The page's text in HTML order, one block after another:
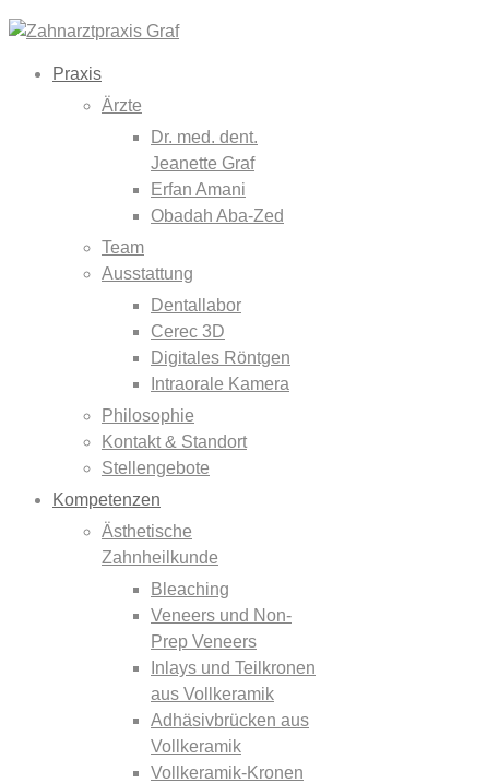
Praxis
Ärzte
Dr. med. dent.
Jeanette Graf
Erfan Amani
Obadah Aba-Zed
Team
Ausstattung
Dentallabor
Cerec 3D
Digitales Röntgen
Intraorale Kamera
Philosophie
Kontakt & Standort
Stellengebote
Kompetenzen
Ästhetische
Zahnheilkunde
Bleaching
Veneers und Non-
Prep Veneers
Inlays und Teilkronen
aus Vollkeramik
Adhäsivbrücken aus
Vollkeramik
Vollkeramik-Kronen